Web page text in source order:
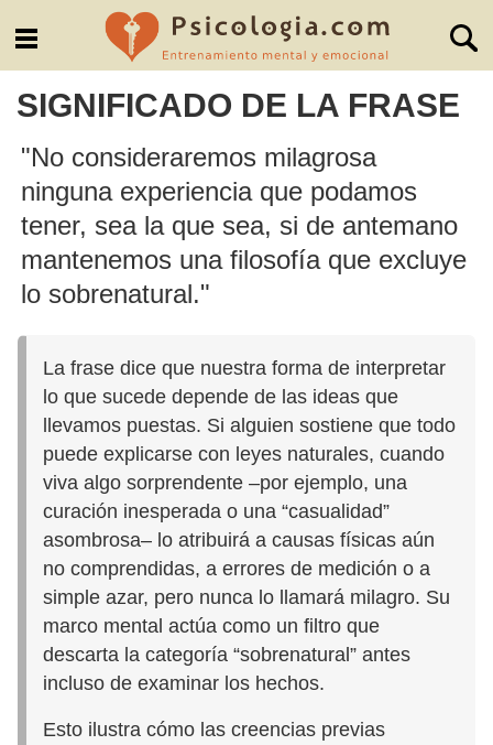
SIGNIFICADO DE LA FRASE
"No consideraremos milagrosa
ninguna experiencia que podamos
tener, sea la que sea, si de antemano
mantenemos una filosofía que excluye
lo sobrenatural."
La frase dice que nuestra forma de interpretar
lo que sucede depende de las ideas que
llevamos puestas. Si alguien sostiene que todo
puede explicarse con leyes naturales, cuando
viva algo sorprendente –por ejemplo, una
curación inesperada o una “casualidad”
asombrosa– lo atribuirá a causas físicas aún
no comprendidas, a errores de medición o a
simple azar, pero nunca lo llamará milagro. Su
marco mental actúa como un filtro que
descarta la categoría “sobrenatural” antes
incluso de examinar los hechos.
Esto ilustra cómo las creencias previas